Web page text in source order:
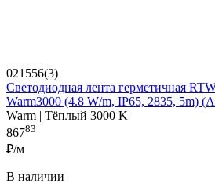
021556(3)
Светодиодная лента герметичная
Warm3000 (4.8 W/m, IP65, 2835, 5m)
Warm | Тёплый 3000 K
86783
₽/м
В наличии